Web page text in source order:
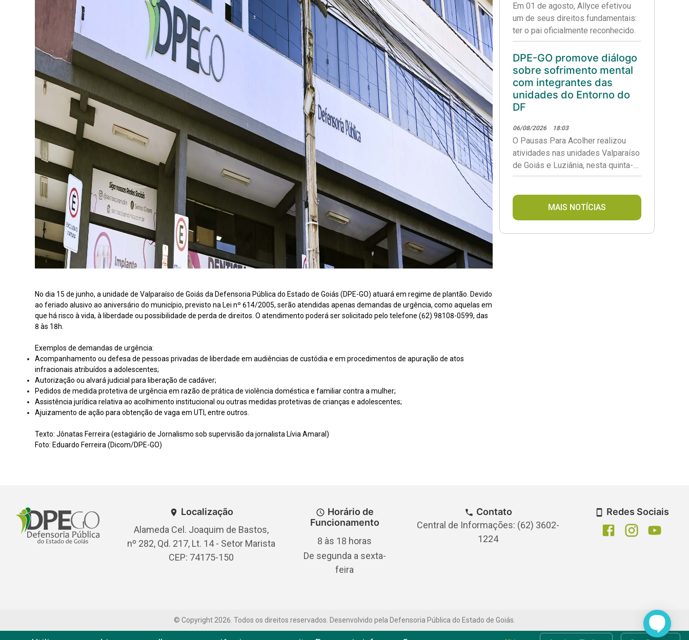
No dia 15 de junho, a unidade de Valparaíso de Goiás da Defensoria Pública do Estado de Goiás (DPE-GO) atuará em regime de plantão. Devido
ao feriado alusivo ao aniversário do município, previsto na Lei nº 614/2005, serão atendidas apenas demandas de urgência, como aquelas em
que há risco à vida, à liberdade ou possibilidade de perda de direitos. O atendimento poderá ser solicitado pelo telefone (62) 98108-0599, das
8 às 18h.
Exemplos de demandas de urgência:
Acompanhamento ou defesa de pessoas privadas de liberdade em audiências de custódia e em procedimentos de apuração de atos
infracionais atribuídos a adolescentes;
Autorização ou alvará judicial para liberação de cadáver;
Pedidos de medida protetiva de urgência em razão de prática de violência doméstica e familiar contra a mulher;
Assistência jurídica relativa ao acolhimento institucional ou outras medidas protetivas de crianças e adolescentes;
Ajuizamento de ação para obtenção de vaga em UTI, entre outros.
Texto: Jônatas Ferreira (estagiário de Jornalismo sob supervisão da jornalista Lívia Amaral)
Foto: Eduardo Ferreira (Dicom/DPE-GO)
Em 01 de agosto, Allyce efetivou
um de seus direitos fundamentais:
ter o pai oficialmente reconhecido.
DPE-GO promove diálogo
sobre sofrimento mental
com integrantes das
unidades do Entorno do
DF
06/08/2026 18:03
O Pausas Para Acolher realizou
atividades nas unidades Valparaíso
de Goiás e Luziânia, nesta quinta-
feira (06/08).
MAIS NOTÍCIAS
Localização
Alameda Cel. Joaquim de Bastos,
nº 282, Qd. 217, Lt. 14 - Setor Marista
CEP: 74175-150
Horário de
Funcionamento
8 às 18 horas
De segunda a sexta-
feira
Contato
Central de Informações: (62) 3602-
1224
Redes Sociais
© Copyright 2026 Todos os direitos reservados. Desenvolvido pela Defensoria Pública do Estado de Goiás.